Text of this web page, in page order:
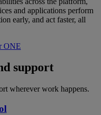
and applications perform
early, and act faster, all
ONE
support
wherever work happens.